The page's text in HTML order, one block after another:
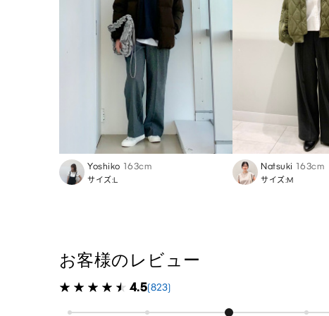
Yoshiko 163cm
サイズ:L
Natsuki 163cm
サイズ:M
お客様のレビュー
4.5(823)